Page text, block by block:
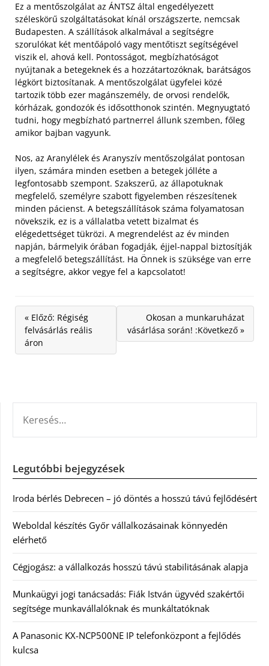
Ez a mentőszolgálat az ÁNTSZ által engedélyezett
széleskörű szolgáltatásokat kínál országszerte, nemcsak
Budapesten. A szállítások alkalmával a segítségre
szorulókat két mentőápoló vagy mentőtiszt segítségével
viszik el, ahová kell. Pontosságot, megbízhatóságot
nyújtanak a betegeknek és a hozzátartozóknak, barátságos
légkört biztosítanak. A mentőszolgálat ügyfelei közé
tartozik több ezer magánszemély, de orvosi rendelők,
kórházak, gondozók és idősotthonok szintén. Megnyugtató
tudni, hogy megbízható partnerrel állunk szemben, főleg
amikor bajban vagyunk.
Nos, az Aranylélek és Aranyszív mentőszolgálat pontosan
ilyen, számára minden esetben a betegek jólléte a
legfontosabb szempont. Szakszerű, az állapotuknak
megfelelő, személyre szabott figyelemben részesítenek
minden pácienst. A betegszállítások száma folyamatosan
növekszik, ez is a vállalatba vetett bizalmat és
elégedettséget tükrözi. A megrendelést az év minden
napján, bármelyik órában fogadják, éjjel-nappal biztosítják
a megfelelő betegszállítást. Ha Önnek is szüksége van erre
a segítségre, akkor vegye fel a kapcsolatot!
« Előző: Régiség
felvásárlás reális
áron
Okosan a munkaruházat
vásárlása során! :Következő »
Legutóbbi bejegyzések
Iroda bérlés Debrecen – jó döntés a hosszú távú fejlődésért
Weboldal készítés Győr vállalkozásainak könnyedén
elérhető
Cégjogász: a vállalkozás hosszú távú stabilitásának alapja
Munkaügyi jogi tanácsadás: Fiák István ügyvéd szakértői
segítsége munkavállalóknak és munkáltatóknak
A Panasonic KX-NCP500NE IP telefonközpont a fejlődés
kulcsa